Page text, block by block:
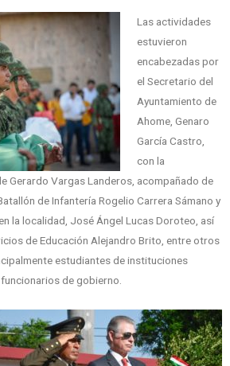
Las actividades
estuvieron
encabezadas por
el Secretario del
Ayuntamiento de
Ahome, Genaro
García Castro,
con la
Gerardo Vargas Landeros, acompañado de
de Infantería Rogelio Carrera Sámano y
la localidad, José Ángel Lucas Doroteo, así
de Educación Alejandro Brito, entre otros
estudiantes de instituciones
de gobierno.